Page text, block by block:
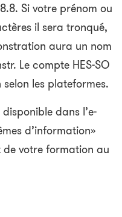
Si votre prénom ou
il sera tronqué,
aura un nom
Le compte HES-SO
les plateformes.
dans l’e-
d’information»
votre formation au